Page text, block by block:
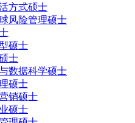
方式硕士
风险管理硕士
硕士
士
数据科学硕士
硕士
销硕士
硕士